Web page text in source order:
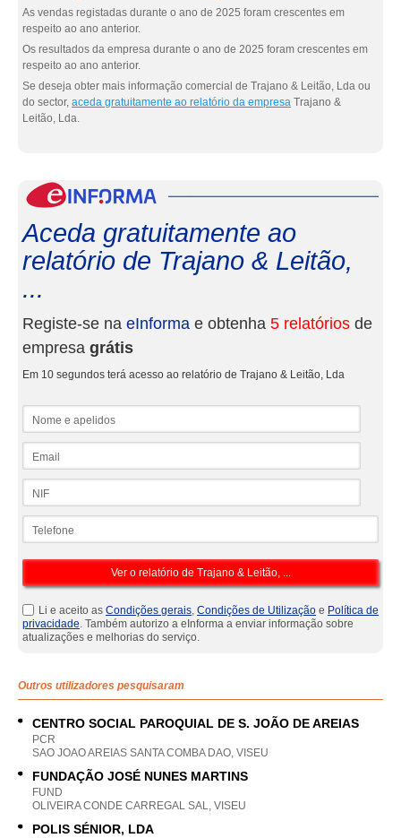
As vendas registadas durante o ano de 2025 foram crescentes em
respeito ao ano anterior.
Os resultados da empresa durante o ano de 2025 foram crescentes em
respeito ao ano anterior.
Se deseja obter mais informação comercial de Trajano & Leitão, Lda ou
do sector, aceda gratuitamente ao relatório da empresa Trajano &
Leitão, Lda.
Aceda gratuitamente ao
relatório de Trajano & Leitão,
...
Registe-se na eInforma e obtenha 5 relatórios de
empresa grátis
Em 10 segundos terá acesso ao relatório de Trajano & Leitão, Lda
Li e aceito as Condições gerais, Condições de Utilização e Política de
privacidade. Também autorizo a eInforma a enviar informação sobre
atualizações e melhorias do serviço.
Outros utilizadores pesquisaram
CENTRO SOCIAL PAROQUIAL DE S. JOÃO DE AREIAS
PCR
SAO JOAO AREIAS SANTA COMBA DAO, VISEU
FUNDAÇÃO JOSÉ NUNES MARTINS
FUND
OLIVEIRA CONDE CARREGAL SAL, VISEU
POLIS SÉNIOR, LDA